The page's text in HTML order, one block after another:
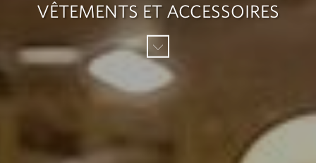
VÊTEMENTS ET ACCESSOIRES